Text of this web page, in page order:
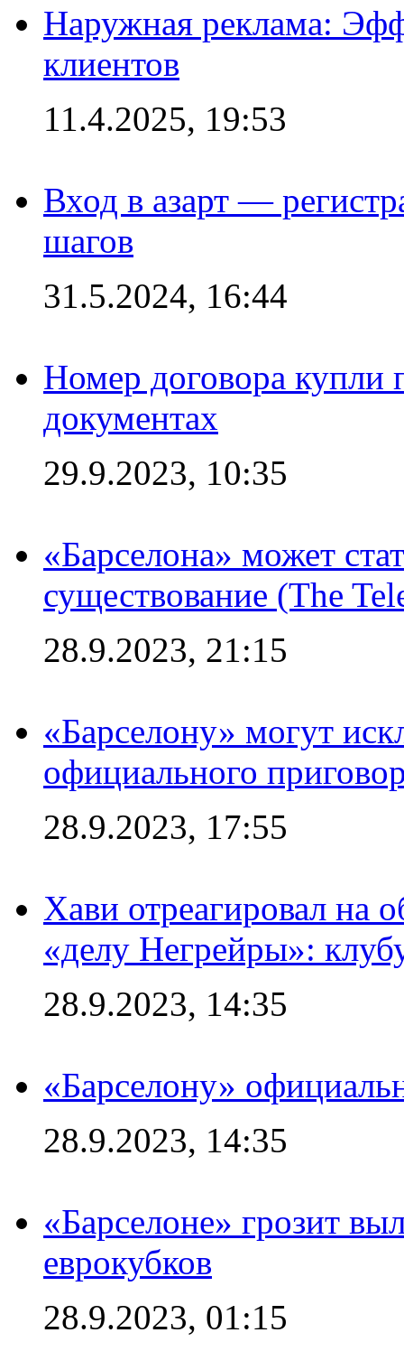
Наружная реклама:
клиентов
11.4.2025, 19:53
Вход в азарт —
шагов
31.5.2024, 16:44
Номер договора купли
документах
29.9.2023, 10:35
«Барселона» может
существование (The
28.9.2023, 21:15
«Барселону» могут
официального
28.9.2023, 17:55
Хави отреагировал на
«делу Негрейры»:
28.9.2023, 14:35
«Барселону»
28.9.2023, 14:35
«Барселоне» грозит
еврокубков
28.9.2023, 01:15